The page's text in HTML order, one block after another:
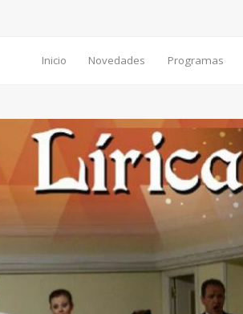
Inicio Novedades Programas